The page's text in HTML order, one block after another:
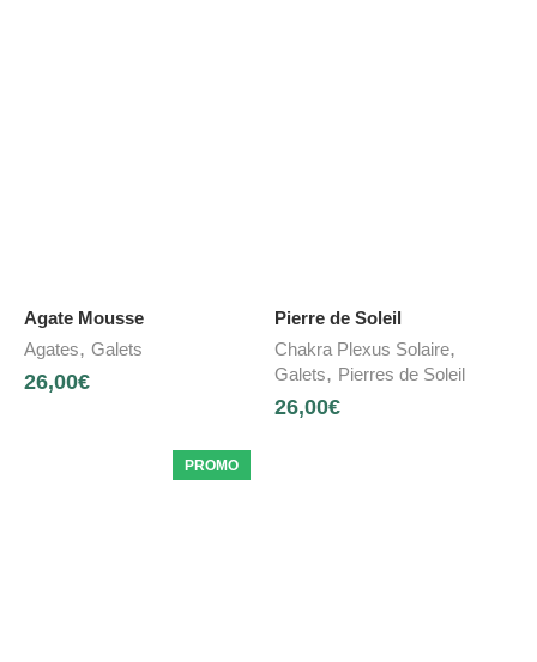
Agate Mousse
Agates, Galets
26,00€
Pierre de Soleil
Chakra Plexus Solaire,
Galets, Pierres de Soleil
26,00€
PROMO